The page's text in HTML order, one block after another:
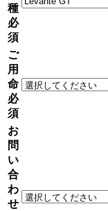
種
必
須
ご
用
命
必
須
お
問
い
合
わ
せ